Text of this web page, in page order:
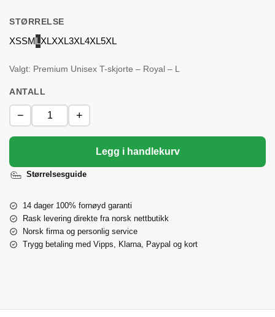
STØRRELSE
XSSMLXLXXL3XL4XL5XL
Valgt: Premium Unisex T-skjorte – Royal – L
ANTALL
− +
Legg i handlekurv
Størrelsesguide
14 dager 100% fornøyd garanti
Rask levering direkte fra norsk nettbutikk
Norsk firma og personlig service
Trygg betaling med Vipps, Klarna, Paypal og kort